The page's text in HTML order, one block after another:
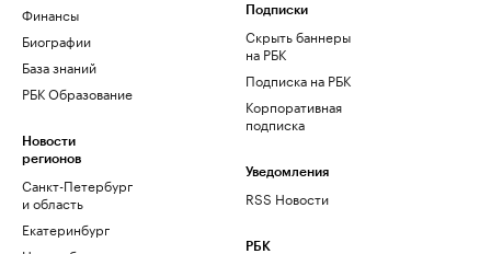
Финансы
Биографии
База знаний
РБК Образование
Новости
регионов
Санкт-Петербург
и область
Екатеринбург
Подписки
Скрыть баннеры
на РБК
Подписка на РБК
Корпоративная
подписка
Уведомления
RSS Новости
РБК